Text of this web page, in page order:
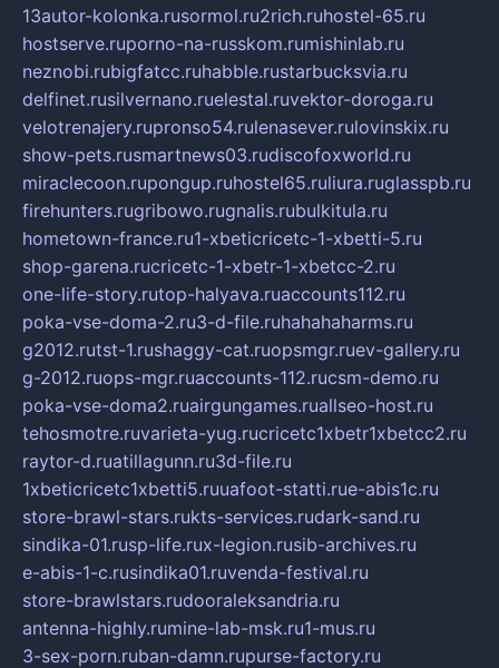
13autor-kolonka.rusormol.ru2rich.ruhostel-65.ru
hostserve.ruporno-na-russkom.rumishinlab.ru
neznobi.rubigfatcc.ruhabble.rustarbucksvia.ru
delfinet.rusilvernano.ruelestal.ruvektor-doroga.ru
velotrenajery.rupronso54.rulenasever.rulovinskix.ru
show-pets.rusmartnews03.rudiscofoxworld.ru
miraclecoon.rupongup.ruhostel65.ruliura.ruglasspb.ru
firehunters.rugribowo.rugnalis.rubulkitula.ru
hometown-france.ru1-xbeticricetc-1-xbetti-5.ru
shop-garena.rucricetc-1-xbetr-1-xbetcc-2.ru
one-life-story.rutop-halyava.ruaccounts112.ru
poka-vse-doma-2.ru3-d-file.ruhahahaharms.ru
g2012.rutst-1.rushaggy-cat.ruopsmgr.ruev-gallery.ru
g-2012.ruops-mgr.ruaccounts-112.rucsm-demo.ru
poka-vse-doma2.ruairgungames.ruallseo-host.ru
tehosmotre.ruvarieta-yug.rucricetc1xbetr1xbetcc2.ru
raytor-d.ruatillagunn.ru3d-file.ru
1xbeticricetc1xbetti5.ruuafoot-statti.rue-abis1c.ru
store-brawl-stars.rukts-services.rudark-sand.ru
sindika-01.rusp-life.rux-legion.rusib-archives.ru
e-abis-1-c.rusindika01.ruvenda-festival.ru
store-brawlstars.rudooraleksandria.ru
antenna-highly.rumine-lab-msk.ru1-mus.ru
3-sex-porn.ruban-damn.rupurse-factory.ru